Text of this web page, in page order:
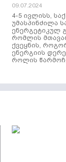
09.07.2024
4-5 ივლისს,
უმასპინძილა
ენერგეტიკულ
რომლის
ქვეყნის,
ენერგიის
როლის